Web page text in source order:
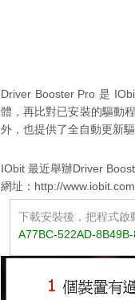
Driver Booster Pro 是
體，再比對已安裝的驅動
外，也提供了全自動更新
IObit 最近舉辦Driver
網址：http://
下載安裝後，把程式啟
A77BC-522AD-